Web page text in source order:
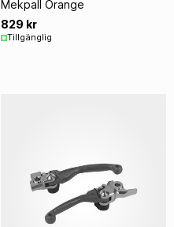
Mekpall Orange
829 kr
Tillgänglig